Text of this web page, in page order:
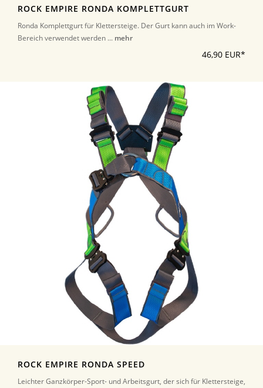
ROCK EMPIRE RONDA KOMPLETTGURT
Ronda Komplettgurt für Klettersteige. Der Gurt kann auch im Work-
Bereich verwendet werden ... mehr
46,90 EUR*
ROCK EMPIRE RONDA SPEED
Leichter Ganzkörper-Sport- und Arbeitsgurt, der sich für Klettersteige,